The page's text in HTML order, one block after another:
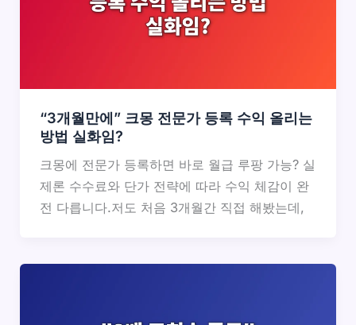
“3개월만에” 크몽 전문가 등록 수익 올리는
방법 실화임?
크몽에 전문가 등록하면 바로 월급 루팡 가능? 실
제론 수수료와 단가 전략에 따라 수익 체감이 완
전 다릅니다.저도 처음 3개월간 직접 해봤는데,